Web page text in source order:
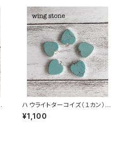
ハウライトターコイズ（１カン）シ
ルバー
¥1,100